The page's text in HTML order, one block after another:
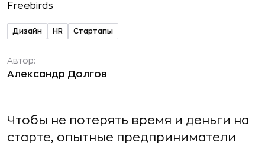
Дизайн HR Стартапы
Автор:
Александр Долгов
Чтобы не потерять время и деньги на
старте, опытные предприниматели